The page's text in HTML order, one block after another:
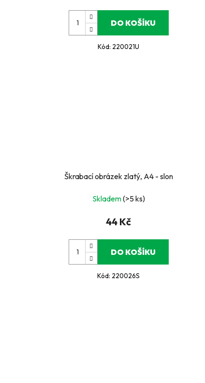
DO KOŠÍKU
Kód: 220021U
Škrabací obrázek zlatý, A4 - slon
Skladem(>5 ks)
44 Kč
DO KOŠÍKU
Kód: 220026S